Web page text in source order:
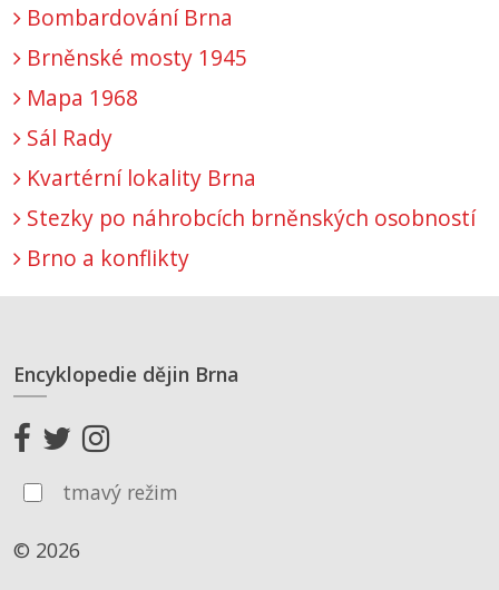
Bombardování Brna
Brněnské mosty 1945
Mapa 1968
Sál Rady
Kvartérní lokality Brna
Stezky po náhrobcích brněnských osobností
Brno a konflikty
Encyklopedie dějin Brna
tmavý režim
© 2026